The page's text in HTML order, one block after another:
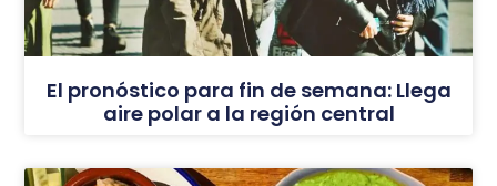
El pronóstico para fin de semana: Llega
aire polar a la región central